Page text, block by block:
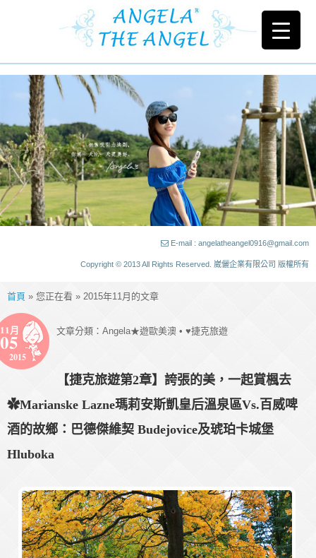
E-mail : angelatheangel0916@gmail.com
Copyright © 2013 All Rights Reserved. 崴儷企業有限公司 版權所有
首頁 » 您正在看 » 2015年11月的文章
11月
05
2015
文章分類： Angela★遊歐美澳 • ♥捷克旅遊
【捷克旅遊第2章】誇張的美，一起賞楓去
✿Marianske Lazne瑪莉安斯凱皇后溫泉區Vs.百威啤
酒的故鄉：巴德傑維契 Budejovice及琥珀卡城堡
Hluboka